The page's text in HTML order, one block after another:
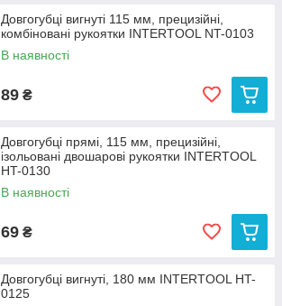
Довгогубці вигнуті 115 мм, прецизійні,
комбіновані рукоятки INTERTOOL NT-0103
В наявності
89 ₴
Довгогубці прямі, 115 мм, прецизійні,
ізольовані двошарові рукоятки INTERTOOL
HT-0130
В наявності
69 ₴
Довгогубці вигнуті, 180 мм INTERTOOL HT-
0125